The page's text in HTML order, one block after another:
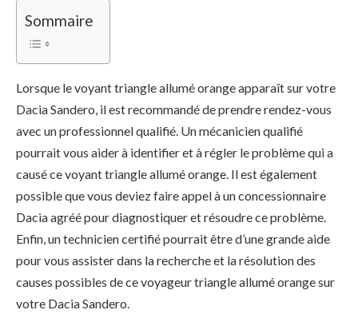
Sommaire
Lorsque le voyant triangle allumé orange apparaît sur votre
Dacia Sandero, il est recommandé de prendre rendez-vous
avec un professionnel qualifié. Un mécanicien qualifié
pourrait vous aider à identifier et à régler le problème qui a
causé ce voyant triangle allumé orange. Il est également
possible que vous deviez faire appel à un concessionnaire
Dacia agréé pour diagnostiquer et résoudre ce problème.
Enfin, un technicien certifié pourrait être d’une grande aide
pour vous assister dans la recherche et la résolution des
causes possibles de ce voyageur triangle allumé orange sur
votre Dacia Sandero.